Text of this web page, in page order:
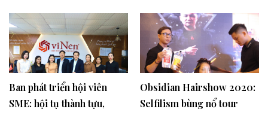
Ban phát triển hội viên
SME: hội tụ thành tựu,
Obsidian Hairshow 2020:
Selfilism bùng nổ tour